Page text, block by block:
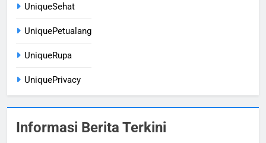
UniqueSehat
UniquePetualang
UniqueRupa
UniquePrivacy
Informasi Berita Terkini